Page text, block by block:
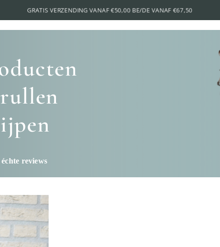
reviews